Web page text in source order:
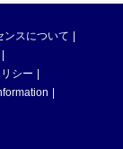
ンスについて
シー